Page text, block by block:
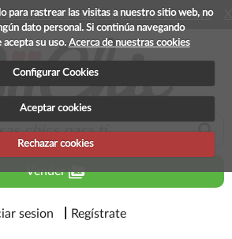
para rastrear las visitas a nuestro sitio web, no
dato personal. Si continúa navegando
acepta su uso. Acerca de nuestras cookies
Configurar Cookies
Aceptar cookies
Rechazar cookies
esta en fase beta, disponible en breve
search
Venderperm_media
sesion Regístrate